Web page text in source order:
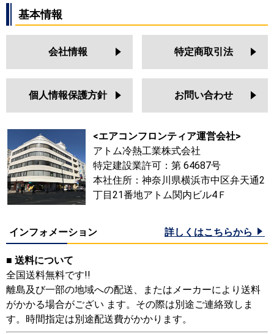
基本情報
会社情報 特定商取引法
個人情報保護方針 お問い合わせ
<エアコンフロンティア運営会社>
アトム冷熱工業株式会社
特定建設業許可：第 64687号
本社住所：神奈川県横浜市中区弁天通2
丁目21番地アトム関内ビル4Ｆ
インフォメーション 詳しくはこちらから
■ 送料について
全国送料無料です!!
離島及び一部の地域への配送、またはメーカーにより送料
がかかる場合がござい ます。その際は別途ご連絡致しま
す。時間指定は別途配送費がかかります。